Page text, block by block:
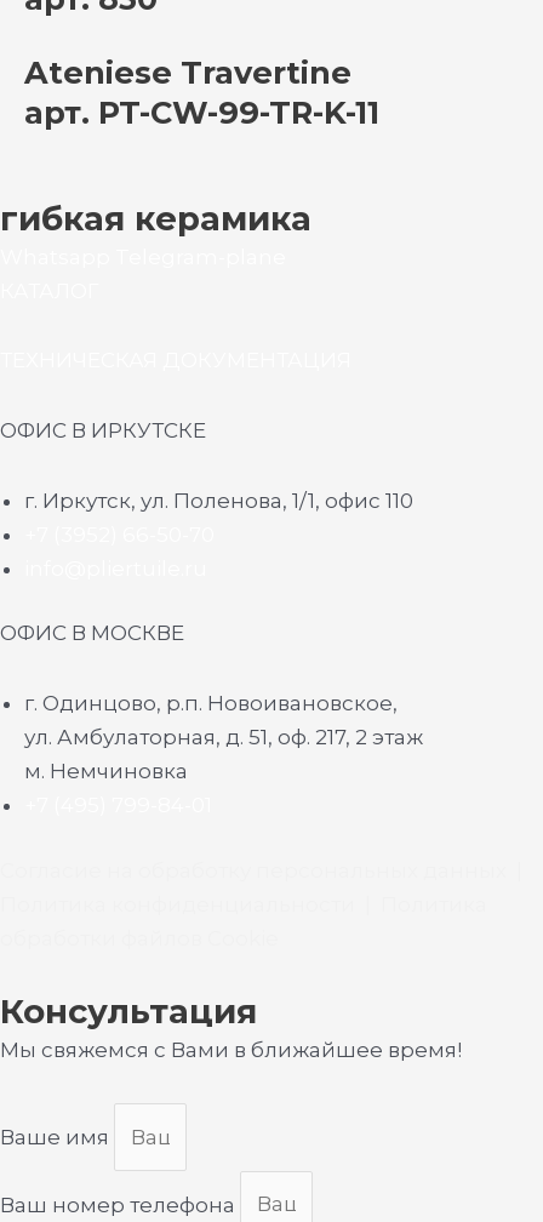
Ateniese Travertine
арт. PT-CW-99-TR-K-11
гибкая керамика
ОФИС В ИРКУТСКЕ
г. Иркутск, ул. Поленова, 1/1, офис 110
ОФИС В МОСКВЕ
г. Одинцово, р.п. Новоивановское,
ул. Амбулаторная, д. 51, оф. 217, 2 этаж
м. Немчиновка
Консультация
Мы свяжемся с Вами в ближайшее время!
Ваше имя
Ваш номер телефона